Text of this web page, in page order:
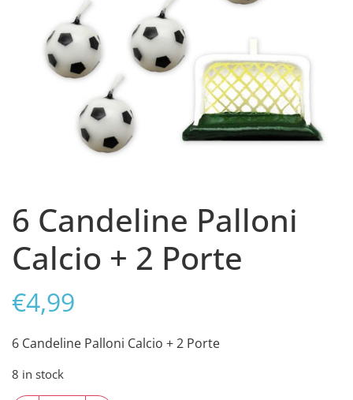
6 Candeline Palloni
Calcio + 2 Porte
€4,99
6 Candeline Palloni Calcio + 2 Porte
8 in stock